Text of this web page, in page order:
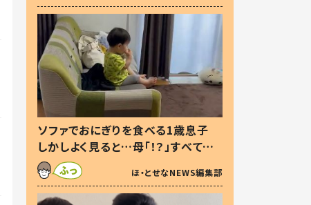
ソファでおにぎりを食べる1歳息子
しかしよく見ると…母「！？」すべてを
察した母の投稿に「可愛いから許
す！」「現行犯〜」
ほ・とせなNEWS編集部